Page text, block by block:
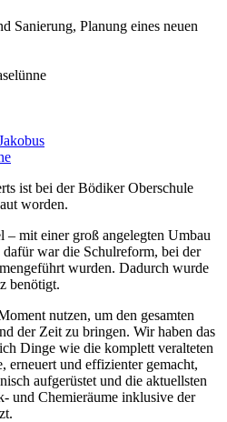
Sanierung, Planung eines neuen
ist bei der Bödiker Oberschule
worden.
– mit einer groß angelegten Umbau
war die Schulreform, bei der
wurden. Dadurch wurde
benötigt.
nutzen, um den gesamten
der Zeit zu bringen. Wir haben das
Dinge wie die komplett veralteten
erneuert und effizienter gemacht,
aufgerüstet und die aktuellsten
und Chemieräume inklusive der